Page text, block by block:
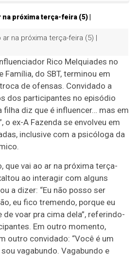
ar na próxima terça-feira (5) |
Rico Melquiades no
Família, do SBT, terminou em
de ofensas. Convidado a
dos participantes no episódio
filha diz que é influencer… mas em
o ex-A Fazenda se envolveu em
inclusive com a psicóloga da
que vai ao ar na próxima terça-
ao interagir com alguns
a dizer: “Eu não posso ser
eu fico tremendo, porque eu
voar pra cima dela”, referindo-
Em outro momento,
outro convidado: “Você é um
vagabundo. Vagabundo e